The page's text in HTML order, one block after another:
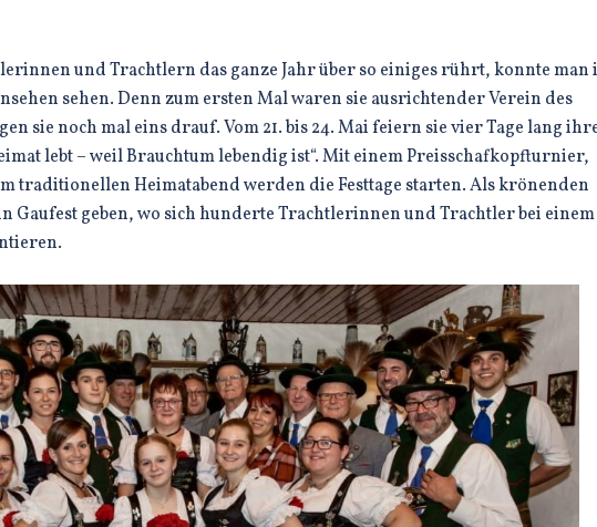
und Trachtlern das ganze Jahr über so einiges rührt, konnte man
sehen. Denn zum ersten Mal waren sie ausrichtender Verein des
sie noch mal eins drauf. Vom 21. bis 24. Mai feiern sie vier Tage lang
lebt – weil Brauchtum lebendig ist“. Mit einem Preisschafkopfturnier,
traditionellen Heimatabend werden die Festtage starten. Als krönenden
Gaufest geben, wo sich hunderte Trachtlerinnen und Trachtler bei einem